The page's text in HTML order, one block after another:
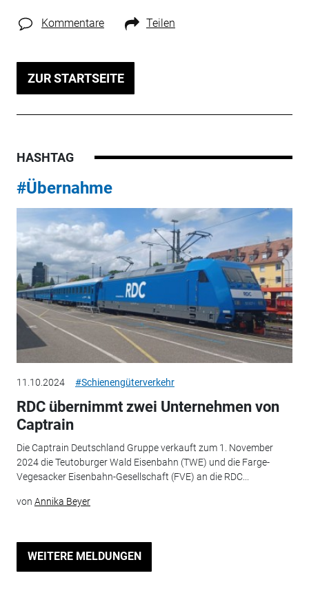
Kommentare Teilen
ZUR STARTSEITE
HASHTAG
#Übernahme
11.10.2024 #Schienengüterverkehr
RDC übernimmt zwei Unternehmen von
Captrain
Die Captrain Deutschland Gruppe verkauft zum 1. November
2024 die Teutoburger Wald Eisenbahn (TWE) und die Farge-
Vegesacker Eisenbahn-Gesellschaft (FVE) an die RDC...
von Annika Beyer
WEITERE MELDUNGEN